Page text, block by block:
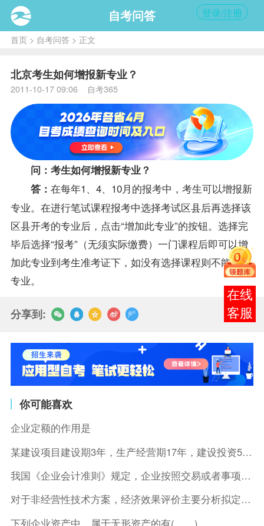
报考
咨询
自考问答 登录/注册
首页> 自考问答> 正文
北京考生如何增报新专业？
2011-10-17 09:06 自考365
问：考生如何增报新专业？
答： 在每年1、4、10月的报考中，考生可以增报新
专业。在进行笔试课程报考中选择考试区县后再选择该
区县开考的专业后，点击“增加此专业”的按钮。选择完
毕后选择“报考”（无须实际缴费）一门课程后即可以增
加此专业到考生准考证下，如没有选择课程则不能增加
专业。
分享到:
你可能喜欢
企业定额的作用是
某建设项目建设期3年，生产经营期17年，建设投资5500万元
我国《企业会计准则》规定，企业按照交易或者事项的经济特征确定
对于非经营性技术方案，经济效果评价主要分析拟定方案的( )。
下列企业资产中，属于无形资产的有( )。